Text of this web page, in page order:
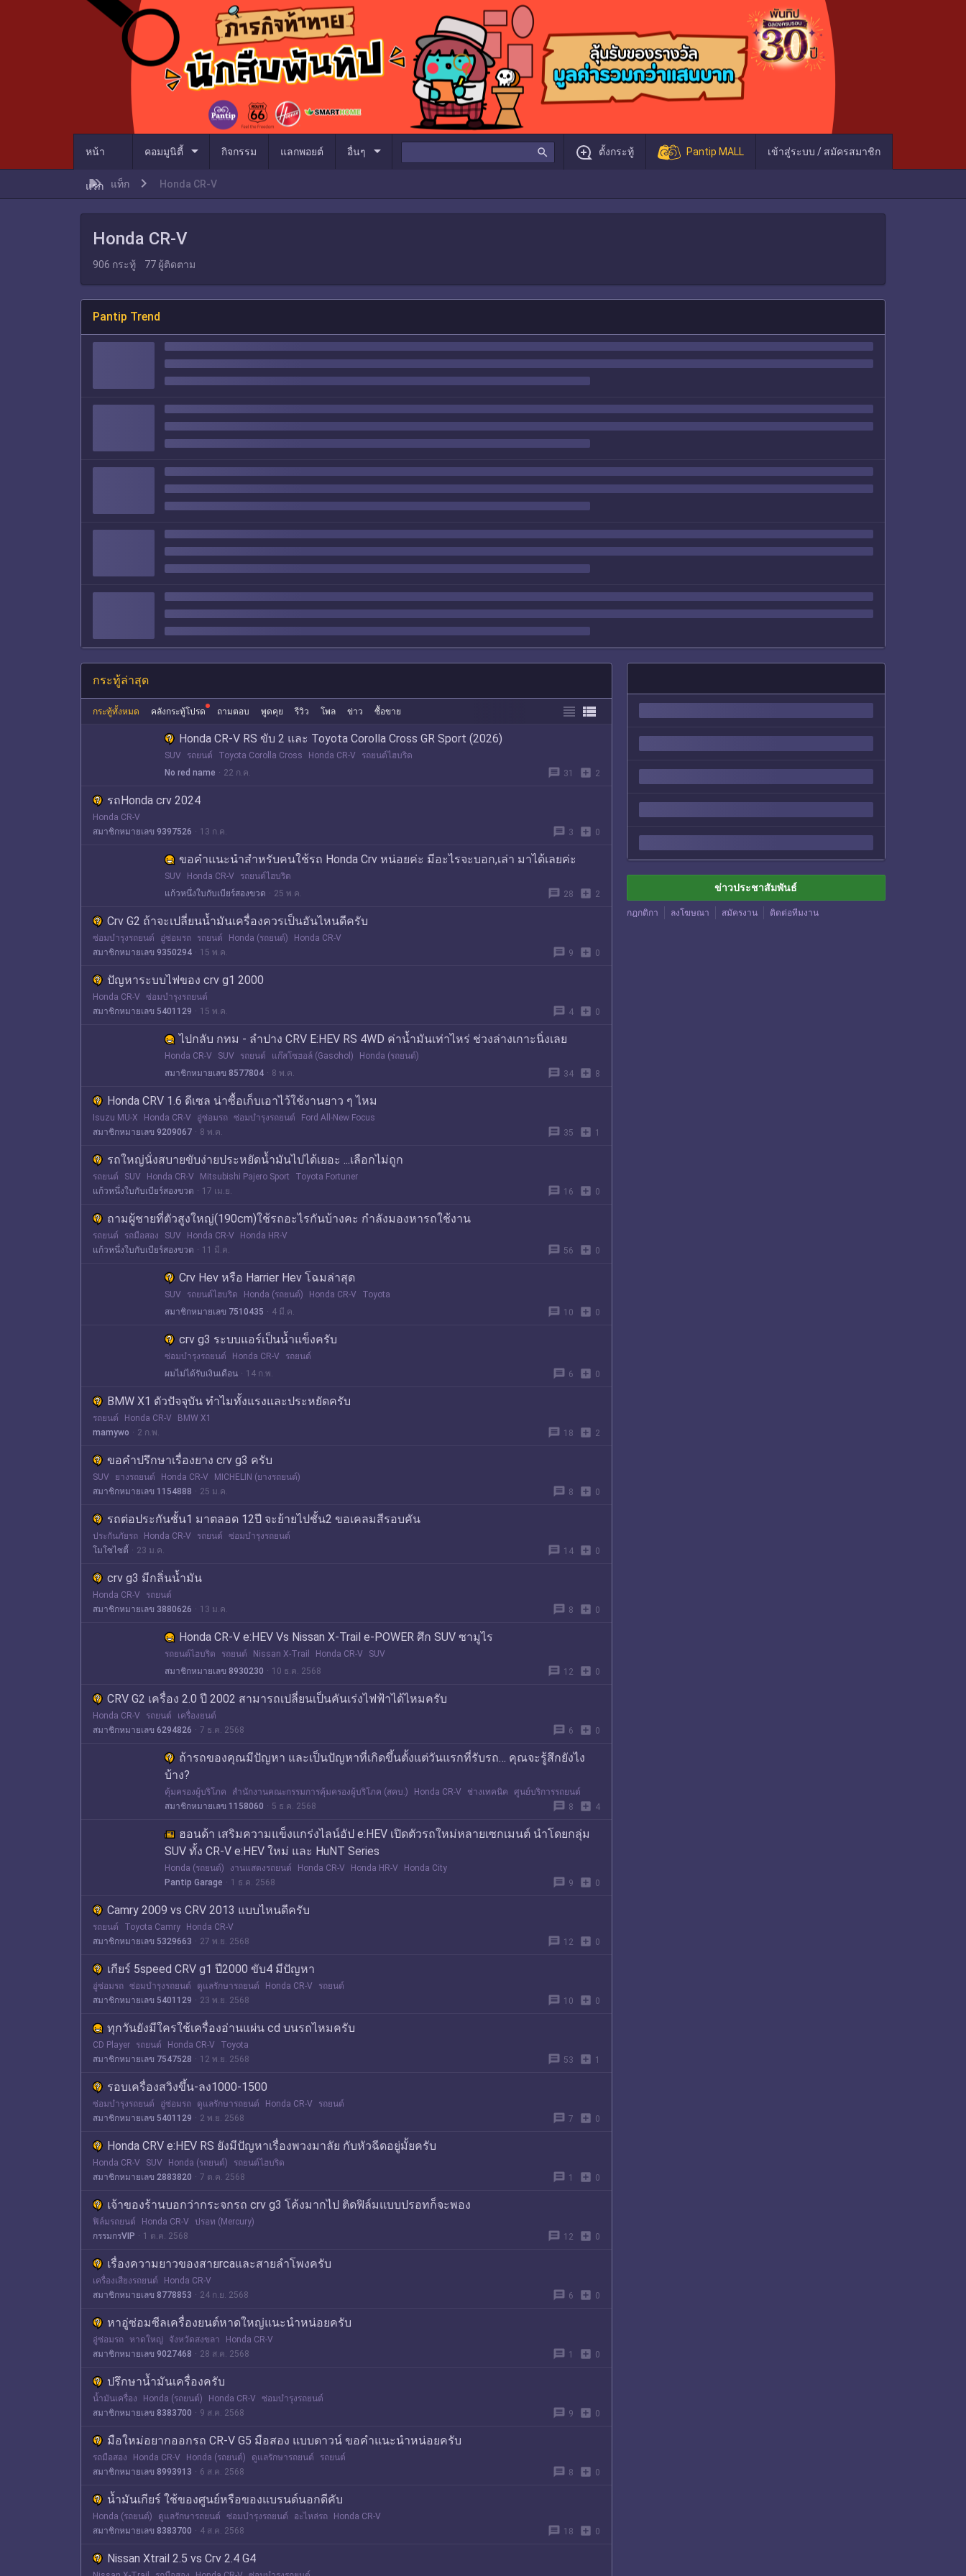
หน้า
แรก
คอมมูนิตี้ arrow_drop_down กิจกรรม แลกพอยต์ อื่นๆ arrow_drop_down search ตั้งกระทู้ Pantip MALL เข้าสู่ระบบ / สมัครสมาชิก
แท็ก Honda CR-V
Honda CR-V
906 กระทู้ 77 ผู้ติดตาม
Pantip Trend
กระทู้ล่าสุด
กระทู้ทั้งหมด คลังกระทู้โปรด ถามตอบ พูดคุย รีวิว โพล ข่าว ซื้อขาย  
Honda CR-V RS ขับ 2 และ Toyota Corolla Cross GR Sport (2026)
SUV รถยนต์ Toyota Corolla Cross Honda CR-V
รถยนต์ไฮบริด
No red name
22 ก.ค. message 31 add_box 2
รถHonda crv 2024
Honda CR-V
สมาชิกหมายเลข 9397526
13 ก.ค. message 3 add_box 0
ขอคำแนะนำสำหรับคนใช้รถ Honda Crv หน่อยค่ะ มีอะไรจะบอก,เล่า มาได้เลยค่ะ
SUV Honda CR-V
รถยนต์ไฮบริด
แก้วหนึ่งใบกับเบียร์สองขวด
25 พ.ค. message 28 add_box 2
Crv G2 ถ้าจะเปลี่ยนน้ำมันเครื่องควรเป็นอันไหนดีครับ
ซ่อมบำรุงรถยนต์ อู่ซ่อมรถ รถยนต์ Honda (รถยนต์)
Honda CR-V
สมาชิกหมายเลข 9350294
15 พ.ค. message 9 add_box 0
ปัญหาระบบไฟของ crv g1 2000
Honda CR-V ซ่อมบำรุงรถยนต์
สมาชิกหมายเลข 5401129
15 พ.ค. message 4 add_box 0
ไปกลับ กทม - ลำปาง CRV E:HEV RS 4WD ค่าน้ำมันเท่าไหร่ ช่วงล่างเกาะนิ่งเลย
Honda CR-V SUV รถยนต์ แก๊สโซฮอล์ (Gasohol)
Honda (รถยนต์)
สมาชิกหมายเลข 8577804
8 พ.ค. message 34 add_box 8
Honda CRV 1.6 ดีเซล น่าซื้อเก็บเอาไว้ใช้งานยาว ๆ ไหม
Isuzu MU-X Honda CR-V อู่ซ่อมรถ ซ่อมบำรุงรถยนต์
Ford All-New Focus
สมาชิกหมายเลข 9209067
8 พ.ค. message 35 add_box 1
รถใหญ่นั่งสบายขับง่ายประหยัดน้ำมันไปได้เยอะ ...เลือกไม่ถูก
รถยนต์ SUV Honda CR-V Mitsubishi Pajero Sport
Toyota Fortuner
แก้วหนึ่งใบกับเบียร์สองขวด
17 เม.ย. message 16 add_box 0
ถามผู้ชายที่ตัวสูงใหญ่(190cm)ใช้รถอะไรกันบ้างคะ กำลังมองหารถใช้งาน
รถยนต์ รถมือสอง SUV Honda CR-V
Honda HR-V
แก้วหนึ่งใบกับเบียร์สองขวด
11 มี.ค. message 56 add_box 0
Crv Hev หรือ Harrier Hev โฉมล่าสุด
SUV รถยนต์ไฮบริด Honda (รถยนต์) Honda CR-V
Toyota
สมาชิกหมายเลข 7510435
4 มี.ค. message 10 add_box 0
crv g3 ระบบแอร์เป็นน้ำแข็งครับ
ซ่อมบำรุงรถยนต์ Honda CR-V
รถยนต์
ผมไม่ได้รับเงินเดือน
14 ก.พ. message 6 add_box 0
BMW X1 ตัวปัจจุบัน ทำไมทั้งแรงและประหยัดครับ
รถยนต์ Honda CR-V
BMW X1
mamywo
2 ก.พ. message 18 add_box 2
ขอคำปรึกษาเรื่องยาง crv g3 ครับ
SUV ยางรถยนต์ Honda CR-V
MICHELIN (ยางรถยนต์)
สมาชิกหมายเลข 1154888
25 ม.ค. message 8 add_box 0
รถต่อประกันชั้น1 มาตลอด 12ปี จะย้ายไปชั้น2 ขอเคลมสีรอบคัน
ประกันภัยรถ Honda CR-V รถยนต์
ซ่อมบำรุงรถยนต์
โมโซไซตี้
23 ม.ค. message 14 add_box 0
crv g3 มีกลิ่นน้ำมัน
Honda CR-V
รถยนต์
สมาชิกหมายเลข 3880626
13 ม.ค. message 8 add_box 0
Honda CR-V e:HEV Vs Nissan X-Trail e-POWER ศึก SUV ซามูไร
รถยนต์ไฮบริด รถยนต์ Nissan X-Trail Honda CR-V
SUV
สมาชิกหมายเลข 8930230
10 ธ.ค. 2568 message 12 add_box 0
CRV G2 เครื่อง 2.0 ปี 2002 สามารถเปลี่ยนเป็นคันเร่งไฟฟ้าได้ไหมครับ
Honda CR-V รถยนต์
เครื่องยนต์
สมาชิกหมายเลข 6294826
7 ธ.ค. 2568 message 6 add_box 0
ถ้ารถของคุณมีปัญหา และเป็นปัญหาที่เกิดขึ้นตั้งแต่วันแรกที่รับรถ… คุณจะรู้สึกยังไง
บ้าง?
คุ้มครองผู้บริโภค สำนักงานคณะกรรมการคุ้มครองผู้บริโภค (สคบ.) Honda CR-V ช่างเทคนิค
ศูนย์บริการรถยนต์
สมาชิกหมายเลข 1158060
5 ธ.ค. 2568 message 8 add_box 4
ฮอนด้า เสริมความแข็งแกร่งไลน์อัป e:HEV เปิดตัวรถใหม่หลายเซกเมนต์ นำโดยกลุ่ม
SUV ทั้ง CR-V e:HEV ใหม่ และ HuNT Series
Honda (รถยนต์) งานแสดงรถยนต์ Honda CR-V Honda HR-V
Honda City
Pantip Garage
1 ธ.ค. 2568 message 9 add_box 0
Camry 2009 vs CRV 2013 แบบไหนดีครับ
รถยนต์ Toyota Camry
Honda CR-V
สมาชิกหมายเลข 5329663
27 พ.ย. 2568 message 12 add_box 0
เกียร์ 5speed CRV g1 ปี2000 ขับ4 มีปัญหา
อู่ซ่อมรถ ซ่อมบำรุงรถยนต์ ดูแลรักษารถยนต์ Honda CR-V
รถยนต์
สมาชิกหมายเลข 5401129
23 พ.ย. 2568 message 10 add_box 0
ทุกวันยังมีใครใช้เครื่องอ่านแผ่น cd บนรถไหมครับ
CD Player รถยนต์ Honda CR-V
Toyota
สมาชิกหมายเลข 7547528
12 พ.ย. 2568 message 53 add_box 1
รอบเครื่องสวิงขึ้น-ลง1000-1500
ซ่อมบำรุงรถยนต์ อู่ซ่อมรถ ดูแลรักษารถยนต์ Honda CR-V
รถยนต์
สมาชิกหมายเลข 5401129
2 พ.ย. 2568 message 7 add_box 0
Honda CRV e:HEV RS ยังมีปัญหาเรื่องพวงมาลัย กับหัวฉีดอยู่มั้ยครับ
Honda CR-V SUV Honda (รถยนต์)
รถยนต์ไฮบริด
สมาชิกหมายเลข 2883820
7 ต.ค. 2568 message 1 add_box 0
เจ้าของร้านบอกว่ากระจกรถ crv g3 โค้งมากไป ติดฟิล์มแบบปรอทก็จะพอง
ฟิล์มรถยนต์ Honda CR-V ปรอท (Mercury)
กรรมกรVIP
1 ต.ค. 2568 message 12 add_box 0
เรื่องความยาวของสายrcaและสายลำโพงครับ
เครื่องเสียงรถยนต์
Honda CR-V
สมาชิกหมายเลข 8778853
24 ก.ย. 2568 message 6 add_box 0
หาอู่ซ่อมซีลเครื่องยนต์หาดใหญ่แนะนำหน่อยครับ
อู่ซ่อมรถ หาดใหญ่ จังหวัดสงขลา
Honda CR-V
สมาชิกหมายเลข 9027468
28 ส.ค. 2568 message 1 add_box 0
ปรึกษาน้ำมันเครื่องครับ
น้ำมันเครื่อง Honda (รถยนต์) Honda CR-V ซ่อมบำรุงรถยนต์
สมาชิกหมายเลข 8383700
9 ส.ค. 2568 message 9 add_box 0
มือใหม่อยากออกรถ CR-V G5 มือสอง แบบดาวน์ ขอคำแนะนำหน่อยครับ
รถมือสอง Honda CR-V Honda (รถยนต์) ดูแลรักษารถยนต์
รถยนต์
สมาชิกหมายเลข 8993913
6 ส.ค. 2568 message 8 add_box 0
น้ำมันเกียร์ ใช้ของศูนย์หรือของแบรนด์นอกดีคับ
Honda (รถยนต์) ดูแลรักษารถยนต์ ซ่อมบำรุงรถยนต์ อะไหล่รถ
Honda CR-V
สมาชิกหมายเลข 8383700
4 ส.ค. 2568 message 18 add_box 0
Nissan Xtrail 2.5 vs Crv 2.4 G4
ข่าวประชาสัมพันธ์
กฎกติกา ลงโฆษณา สมัครงาน ติดต่อทีมงาน